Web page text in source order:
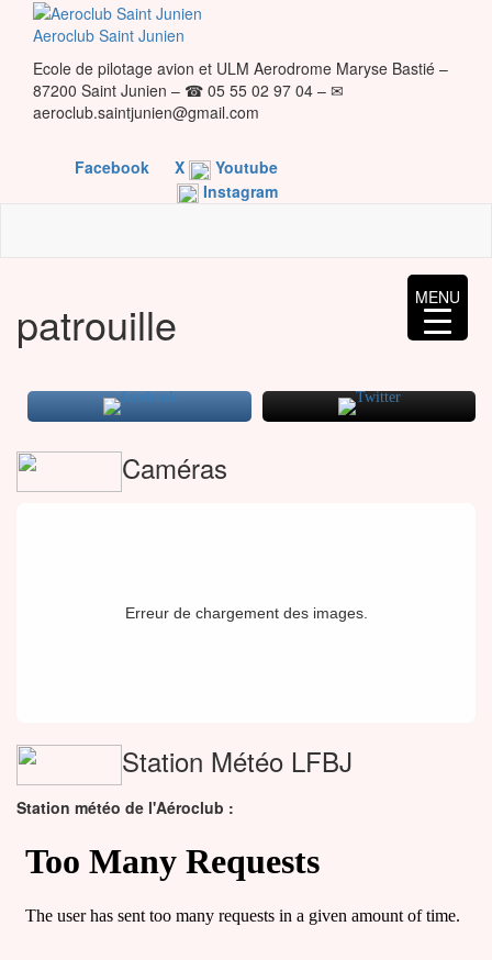
content
Aeroclub Saint Junien
Ecole de pilotage avion et ULM Aerodrome Maryse Bastié –
87200 Saint Junien – ☎ 05 55 02 97 04 – ✉
aeroclub.saintjunien@gmail.com
Facebook X
Youtube
Instagram
patrouille
Caméras
Erreur de chargement des images.
Station Météo LFBJ
Station météo de l'Aéroclub :
MENU